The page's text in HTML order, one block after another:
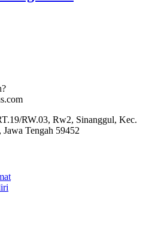
RW.03, Rw2, Sinanggul, Kec.
Tengah 59452